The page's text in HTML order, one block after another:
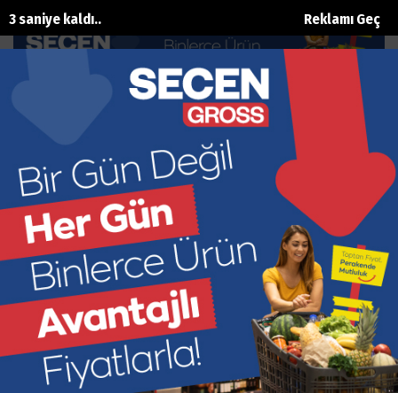
Reklamı Geç
2 saniye kaldı..
Kepez’de Emir Can İğrek rüzgârı
Ana Sayfa Magazin